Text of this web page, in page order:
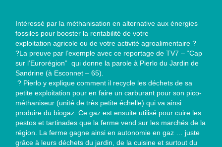
Intéressé par la méthanisation en alternative aux énergies
fossiles pour booster la rentabilité de votre
exploitation agricole ou de votre activité agroalimentaire ?
?La preuve par l’exemple avec ce reportage de TV7 – “Cap
sur l’Eurorégion” qui donne la parole à Pierlo du Jardin de
Sandrine (à Esconnet – 65).
? Pierlo y explique comment il recycle les déchets de sa
petite exploitation pour en faire un carburant pour son pico-
méthaniseur (unité de très petite échelle) qui va ainsi
produire du biogaz. Ce gaz est ensuite utilisé pour cuire les
pestos et tartinades que la ferme vend sur les marchés de la
région. La ferme gagne ainsi en autonomie en gaz … juste
grâce à leurs déchets du jardin, de la cuisine et surtout du